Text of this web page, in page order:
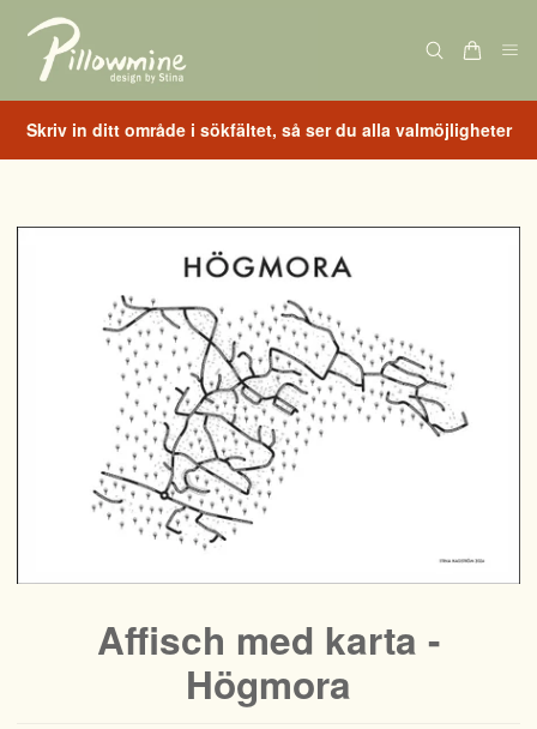
Skriv in ditt område i sökfältet, så ser du alla valmöjligheter
Affisch med karta -
Högmora